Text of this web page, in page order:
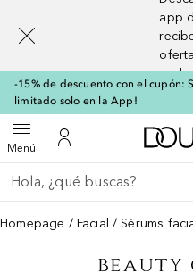
app
-15% de descuento con el cupón:
limitado solo en la App!
MenúAbrir menúMi cuenta
Regresar
Ejecutar búsqueda
Homepage Facial Sérums
[navigation.slideout.screenreader]